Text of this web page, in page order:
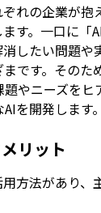
れの企業が抱
す。一口に「
したい問題や
です。そのた
やニーズをヒ
を開発します。
リット
方法があり、